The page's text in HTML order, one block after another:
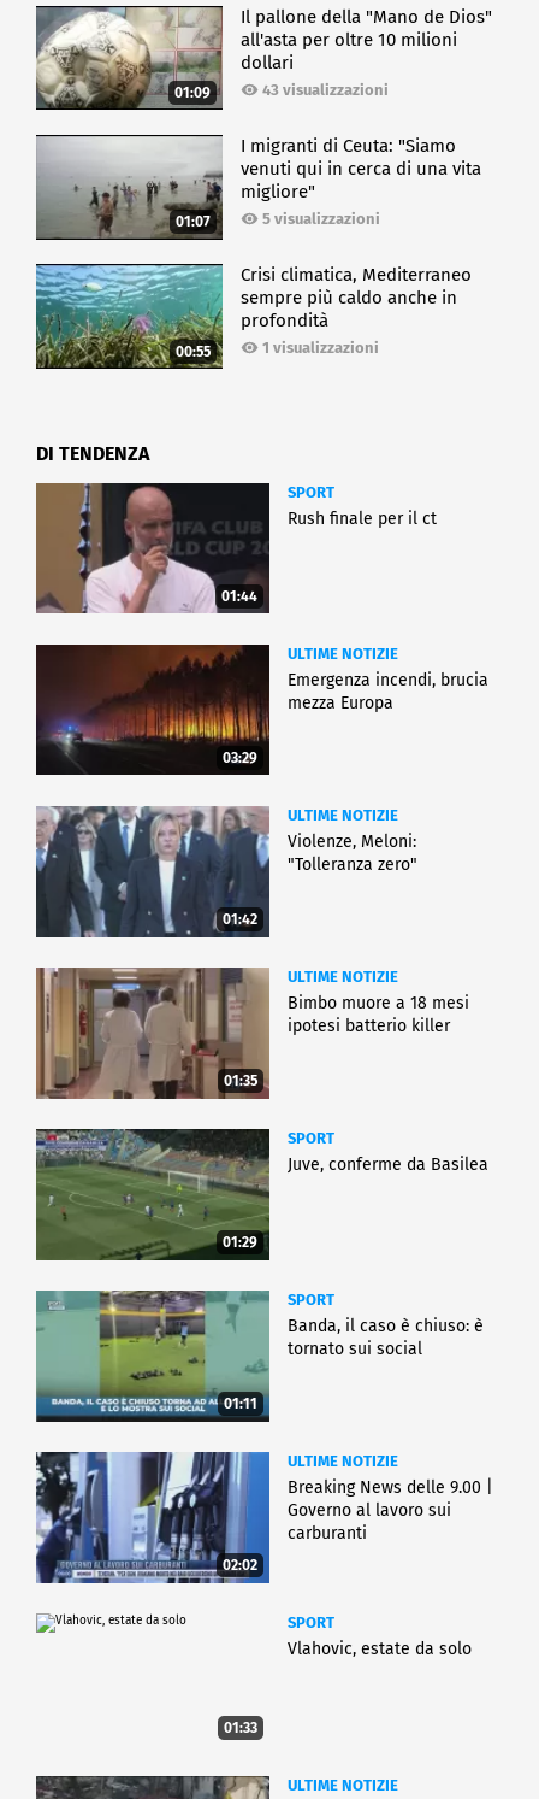
01:09
Il pallone della "Mano de Dios"
all'asta per oltre 10 milioni
dollari
43 visualizzazioni
01:07
I migranti di Ceuta: "Siamo
venuti qui in cerca di una vita
migliore"
5 visualizzazioni
00:55
Crisi climatica, Mediterraneo
sempre più caldo anche in
profondità
1 visualizzazioni
DI TENDENZA
01:44
SPORT
Rush finale per il ct
03:29
ULTIME NOTIZIE
Emergenza incendi, brucia
mezza Europa
01:42
ULTIME NOTIZIE
Violenze, Meloni:
"Tolleranza zero"
01:35
ULTIME NOTIZIE
Bimbo muore a 18 mesi
ipotesi batterio killer
01:29
SPORT
Juve, conferme da Basilea
01:11
SPORT
Banda, il caso è chiuso: è
tornato sui social
02:02
ULTIME NOTIZIE
Breaking News delle 9.00 |
Governo al lavoro sui
carburanti
01:33
SPORT
Vlahovic, estate da solo
ULTIME NOTIZIE